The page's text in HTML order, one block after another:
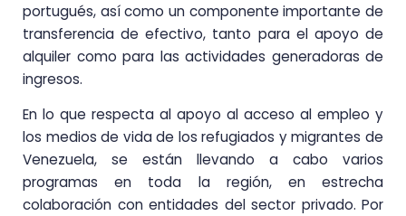
portugués, así como un componente importante de
transferencia de efectivo, tanto para el apoyo de
alquiler como para las actividades generadoras de
ingresos.
En lo que respecta al apoyo al acceso al empleo y
los medios de vida de los refugiados y migrantes de
Venezuela, se están llevando a cabo varios
programas en toda la región, en estrecha
colaboración con entidades del sector privado. Por